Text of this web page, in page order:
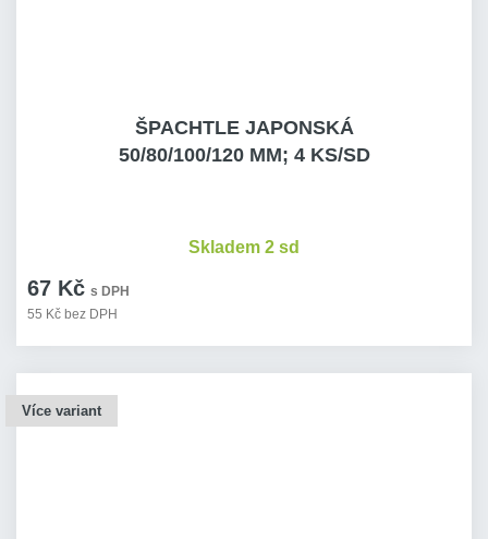
ŠPACHTLE JAPONSKÁ
50/80/100/120 MM; 4 KS/SD
67 Kč s DPH
55 Kč bez DPH
Skladem 2 sd
Více variant